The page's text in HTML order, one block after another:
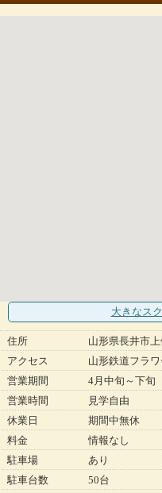
大きなス
住所
山形県長井市上
アクセス
山形鉄道フラ
営業期間
4月中旬～下旬
営業時間
見学自由
休業日
期間中無休
料金
情報なし
駐車場
あり
駐車台数
50台